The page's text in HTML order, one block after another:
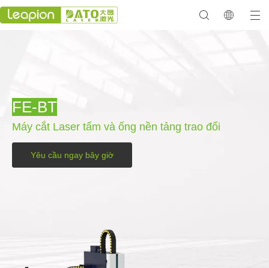
FE-BT
Máy cắt Laser tấm và ống nền tảng trao đổi
Yêu cầu ngay bây giờ